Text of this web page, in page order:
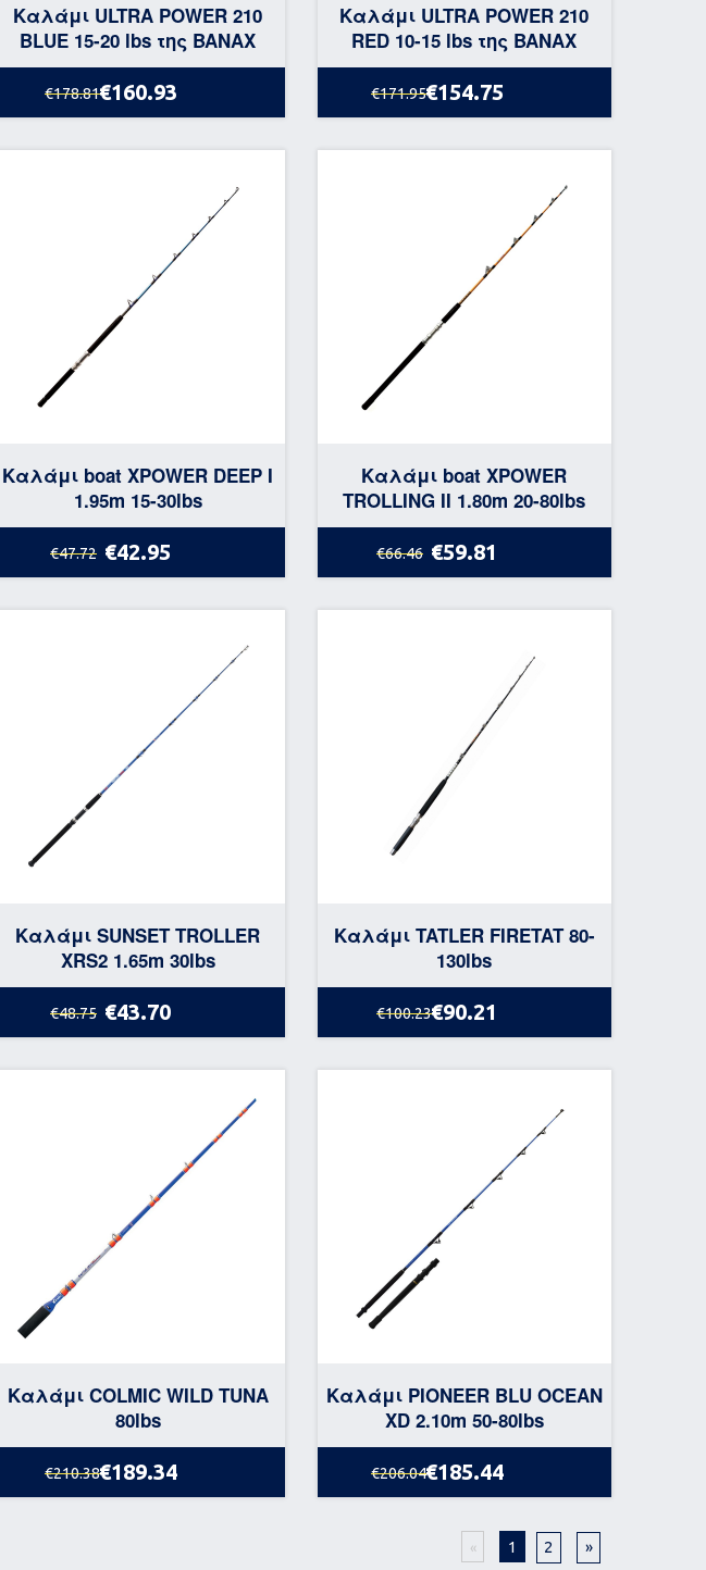
Καλάμι ULTRA POWER 210
BLUE 15-20 lbs της BANAX
€178.81€160.93
Καλάμι ULTRA POWER 210
RED 10-15 lbs της BANAX
€171.95€154.75
Καλάμι boat XPOWER DEEP I
1.95m 15-30lbs
€47.72 €42.95
Καλάμι boat XPOWER
TROLLING II 1.80m 20-80lbs
€66.46 €59.81
Καλάμι SUNSET TROLLER
XRS2 1.65m 30lbs
€48.75 €43.70
Καλάμι TATLER FIRETAT 80-
130lbs
€100.23€90.21
Καλάμι COLMIC WILD TUNA
80lbs
€210.38€189.34
Καλάμι PIONEER BLU OCEAN
XD 2.10m 50-80lbs
€206.04€185.44
« 1 2 »